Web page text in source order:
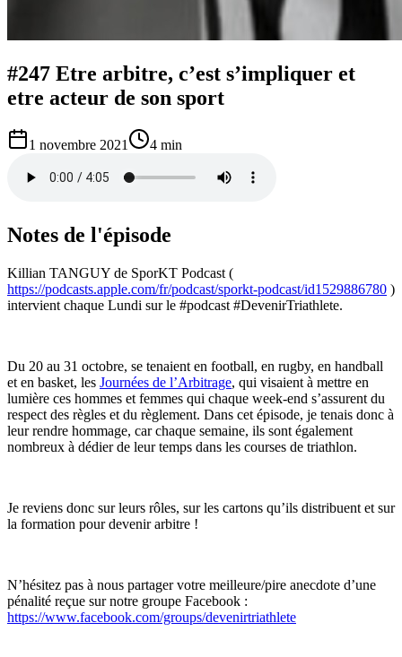
#247 Etre arbitre, c’est s’impliquer et
etre acteur de son sport
1 novembre 2021 4 min
Notes de l'épisode
Killian TANGUY de SporKT Podcast (
https://podcasts.apple.com/fr/podcast/sporkt-podcast/id1529886780 )
intervient chaque Lundi sur le #podcast #DevenirTriathlete.
Du 20 au 31 octobre, se tenaient en football, en rugby, en handball
et en basket, les Journées de l’Arbitrage, qui visaient à mettre en
lumière ces hommes et femmes qui chaque week-end s’assurent du
respect des règles et du règlement. Dans cet épisode, je tenais donc à
leur rendre hommage, car chaque semaine, ils sont également
nombreux à dédier de leur temps dans les courses de triathlon.
Je reviens donc sur leurs rôles, sur les cartons qu’ils distribuent et sur
la formation pour devenir arbitre !
N’hésitez pas à nous partager votre meilleure/pire anecdote d’une
pénalité reçue sur notre groupe Facebook :
https://www.facebook.com/groups/devenirtriathlete